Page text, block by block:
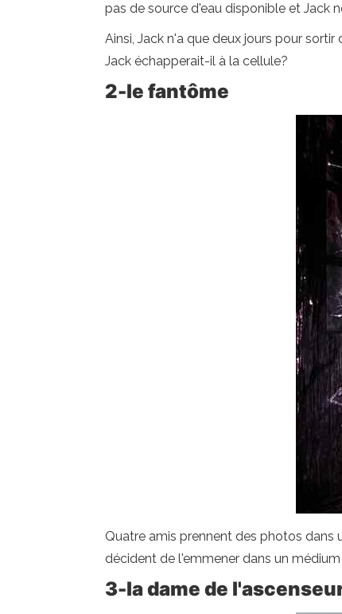
pas de source d'eau disponible et Jack
Ainsi, Jack n'a que deux jours pour
Jack échapperait-il à la cellule?
2-le fantôme
Quatre amis prennent des photos dans
décident de l'emmener dans un
3-la dame de